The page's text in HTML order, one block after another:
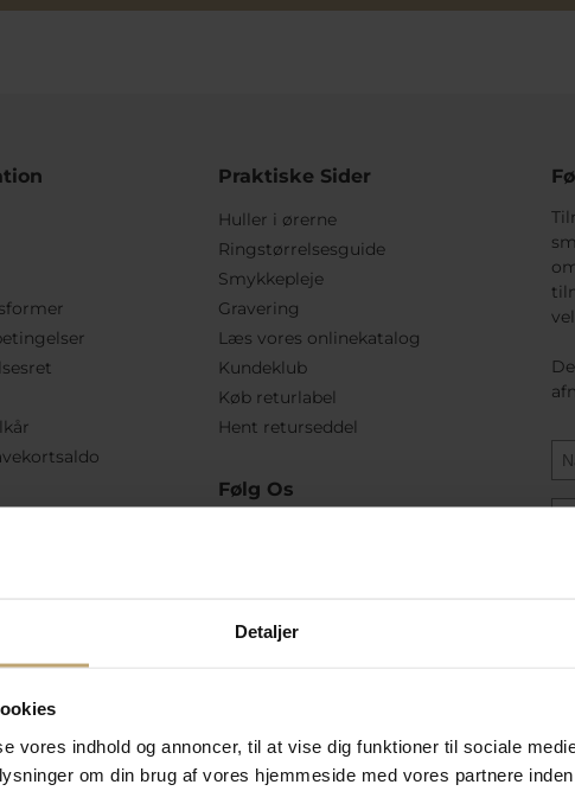
Detaljer
vores indhold og annoncer, til at vise dig funktioner til sociale
om din brug af vores hjemmeside med vores partnere
Praktiske Sider
Huller i ørerne
Ringstørrelsesguide
Smykkepleje
Gravering
Læs vores onlinekatalog
Kundeklub
Køb returlabel
Hent returseddel
Følg Os